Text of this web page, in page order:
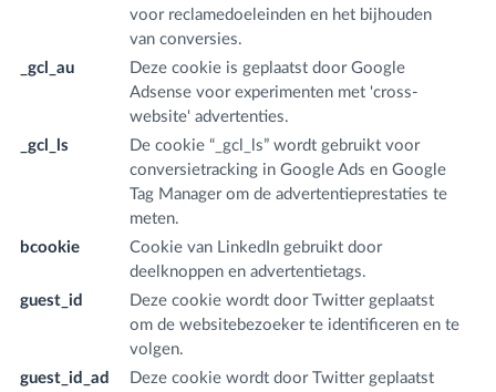
voor reclamedoeleinden en het bijhouden
van conversies.
_gcl_au
Deze cookie is geplaatst door Google
Adsense voor experimenten met 'cross-
website' advertenties.
_gcl_ls
De cookie “_gcl_ls” wordt gebruikt voor
conversietracking in Google Ads en Google
Tag Manager om de advertentieprestaties te
meten.
bcookie
Cookie van LinkedIn gebruikt door
deelknoppen en advertentietags.
guest_id
Deze cookie wordt door Twitter geplaatst
om de websitebezoeker te identificeren en te
volgen.
guest_id_ad
Deze cookie wordt door Twitter geplaatst